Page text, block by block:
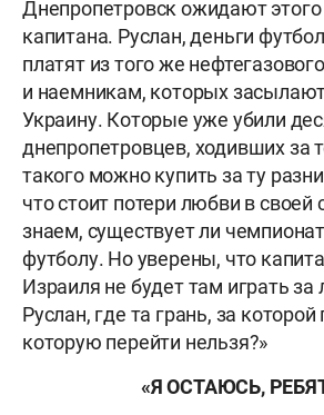
Днепропетровск ожидают этого
капитана. Руслан, деньги
платят из того же
и наемникам, которых
Украину. Которые уже убили
днепропетровцев, ходивших за
такого можно купить за ту
что стоит потери любви в
знаем, существует ли
футболу. Но уверены, что
Израиля не будет там играть
Руслан, где та грань, за которой
которую перейти нельзя?»
«Я ОСТАЮСЬ,